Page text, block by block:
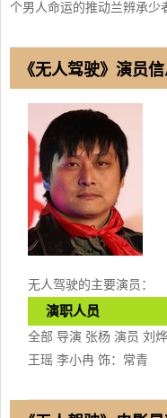
个男人命运的推动兰辨承少
《无人驾驶》演员
无人驾驶的主要演员：
演职人员
全部 导演 张杨 演员 刘
王瑶 李小冉 饰：常青